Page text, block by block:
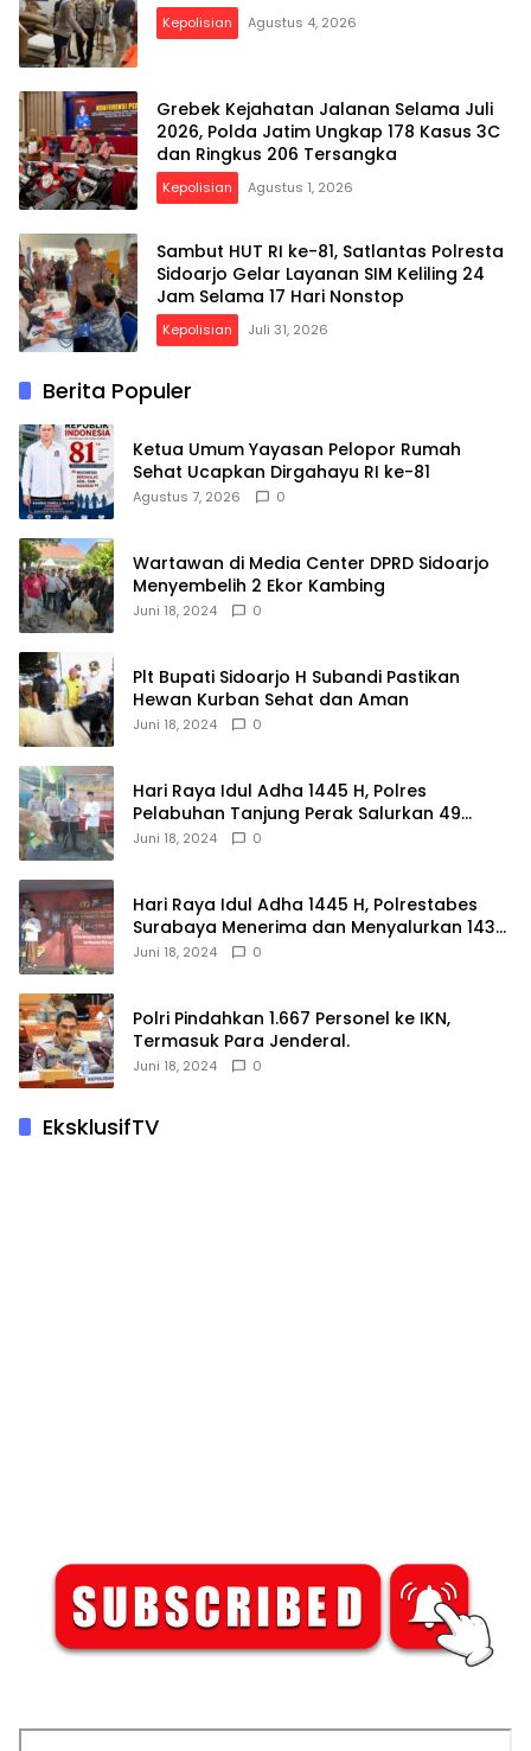
Kepolisian Agustus 4, 2026
Grebek Kejahatan Jalanan Selama Juli
2026, Polda Jatim Ungkap 178 Kasus 3C
dan Ringkus 206 Tersangka
Kepolisian Agustus 1, 2026
Sambut HUT RI ke-81, Satlantas Polresta
Sidoarjo Gelar Layanan SIM Keliling 24
Jam Selama 17 Hari Nonstop
Kepolisian Juli 31, 2026
Berita Populer
Ketua Umum Yayasan Pelopor Rumah
Sehat Ucapkan Dirgahayu RI ke-81
Agustus 7, 2026 0
Wartawan di Media Center DPRD Sidoarjo
Menyembelih 2 Ekor Kambing
Juni 18, 2024 0
Plt Bupati Sidoarjo H Subandi Pastikan
Hewan Kurban Sehat dan Aman
Juni 18, 2024 0
Hari Raya Idul Adha 1445 H, Polres
Pelabuhan Tanjung Perak Salurkan 49
Hewan Korban.
Juni 18, 2024 0
Hari Raya Idul Adha 1445 H, Polrestabes
Surabaya Menerima dan Menyalurkan 143
Hewan Kurban
Juni 18, 2024 0
Polri Pindahkan 1.667 Personel ke IKN,
Termasuk Para Jenderal.
Juni 18, 2024 0
EksklusifTV